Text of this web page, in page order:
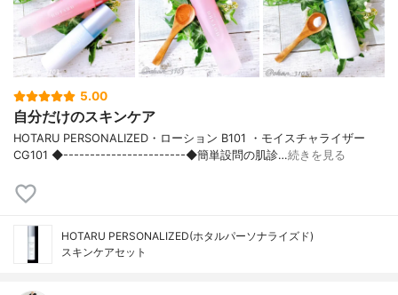
5.00
自分だけのスキンケア
HOTARU PERSONALIZED・ローション B101 ・モイスチャライザー
CG101 ◆-----------------------◆簡単設問の肌診…続きを見る
HOTARU PERSONALIZED(ホタルパーソナライズド)
スキンケアセット